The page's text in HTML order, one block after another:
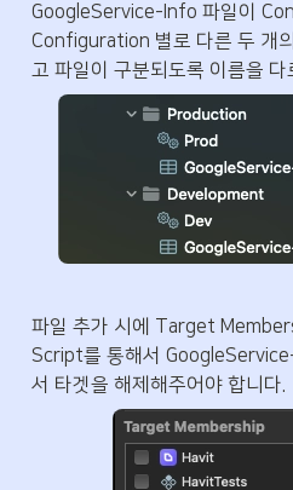
GoogleService-Info 파일이
Configuration 별로 다른 두 개
고 파일이 구분되도록 이름을
파일 추가 시에 Target
Script를 통해서
서 타겟을 해제해주어야 합니다.